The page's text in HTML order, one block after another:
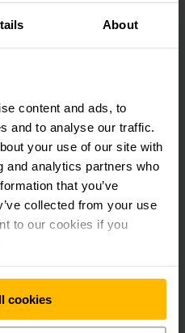
About
content and ads, to
and to analyse our traffic.
your use of our site with
and analytics partners who
that you’ve
collected from your use
to our cookies if you
cookies